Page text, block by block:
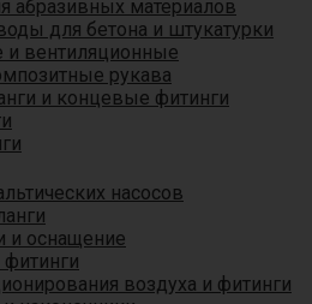
абразивных материалов
для бетона и штукатурки
вентиляционные
рукава
и концевые фитинги
насосов
и оснащение
воздуха и фитинги